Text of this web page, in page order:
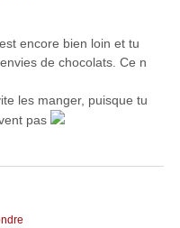
encore bien loin et tu
de chocolats. Ce n
les manger, puisque tu
pas